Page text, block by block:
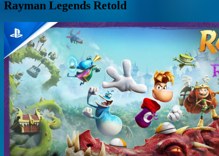
Rayman Legends Retold